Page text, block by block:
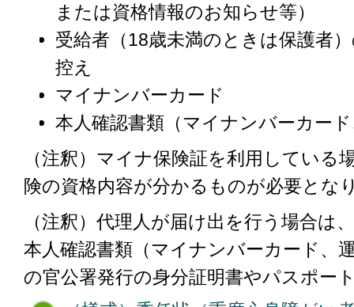
または資格情報のお知らせ等）
受給者（18歳未満のときは保護者
控え
マイナンバーカード
本人確認書類（マイナンバーカー
（注釈）マイナ保険証を利用している
険の資格内容が分かるものが必要とな
（注釈）代理人が届け出を行う場合は
本人確認書類（マイナンバーカード、
の官公署発行の身分証明書やパスポー